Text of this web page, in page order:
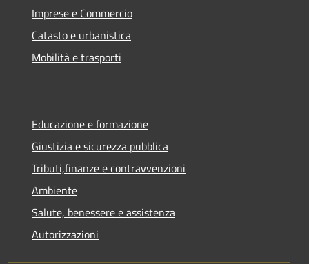
Imprese e Commercio
Catasto e urbanistica
Mobilità e trasporti
Educazione e formazione
Giustizia e sicurezza pubblica
Tributi,finanze e contravvenzioni
Ambiente
Salute, benessere e assistenza
Autorizzazioni